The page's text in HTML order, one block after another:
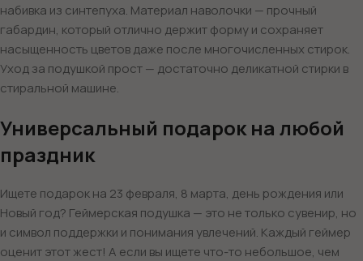
набивка из синтепуха. Материал наволочки — прочный
габардин, который отлично держит форму и сохраняет
насыщенность цветов даже после многочисленных стирок.
Уход за подушкой прост — достаточно деликатной стирки в
стиральной машине.
Универсальный подарок на любой
праздник
Ищете подарок на 23 февраля, 8 марта, день рождения или
Новый год? Геймерская подушка — это не только сувенир, но
и символ поддержки и понимания увлечений. Каждый геймер
оценит этот жест! А если вы ищете что-то небольшое, чем